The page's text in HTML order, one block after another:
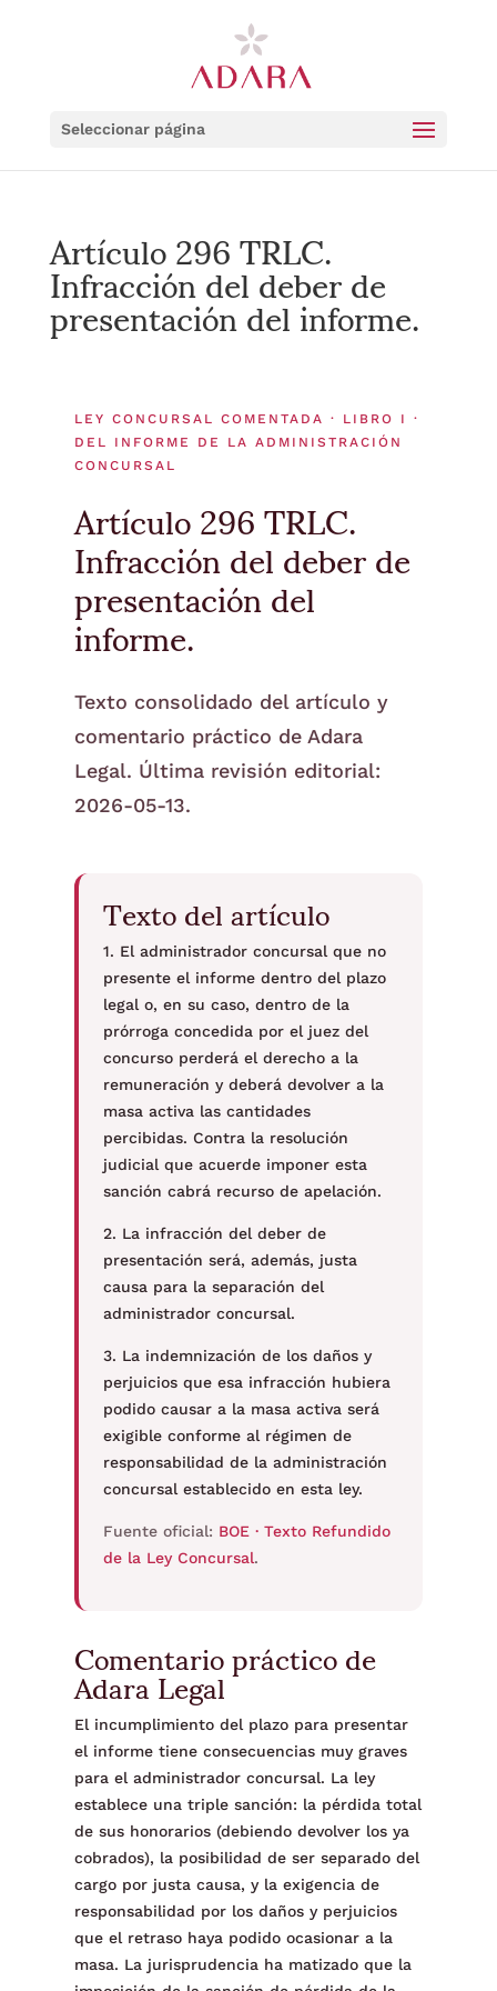
Seleccionar página
Artículo 296 TRLC.
Infracción del deber de
presentación del informe.
LEY CONCURSAL COMENTADA · LIBRO I ·
DEL INFORME DE LA ADMINISTRACIÓN
CONCURSAL
Artículo 296 TRLC.
Infracción del deber de
presentación del
informe.
Texto consolidado del artículo y
comentario práctico de Adara
Legal. Última revisión editorial:
2026-05-13.
Texto del artículo
1. El administrador concursal que no
presente el informe dentro del plazo
legal o, en su caso, dentro de la
prórroga concedida por el juez del
concurso perderá el derecho a la
remuneración y deberá devolver a la
masa activa las cantidades
percibidas. Contra la resolución
judicial que acuerde imponer esta
sanción cabrá recurso de apelación.
2. La infracción del deber de
presentación será, además, justa
causa para la separación del
administrador concursal.
3. La indemnización de los daños y
perjuicios que esa infracción hubiera
podido causar a la masa activa será
exigible conforme al régimen de
responsabilidad de la administración
concursal establecido en esta ley.
Fuente oficial: BOE · Texto Refundido
de la Ley Concursal.
Comentario práctico de
Adara Legal
El incumplimiento del plazo para presentar
el informe tiene consecuencias muy graves
para el administrador concursal. La ley
establece una triple sanción: la pérdida total
de sus honorarios (debiendo devolver los ya
cobrados), la posibilidad de ser separado del
cargo por justa causa, y la exigencia de
responsabilidad por los daños y perjuicios
que el retraso haya podido ocasionar a la
masa. La jurisprudencia ha matizado que la